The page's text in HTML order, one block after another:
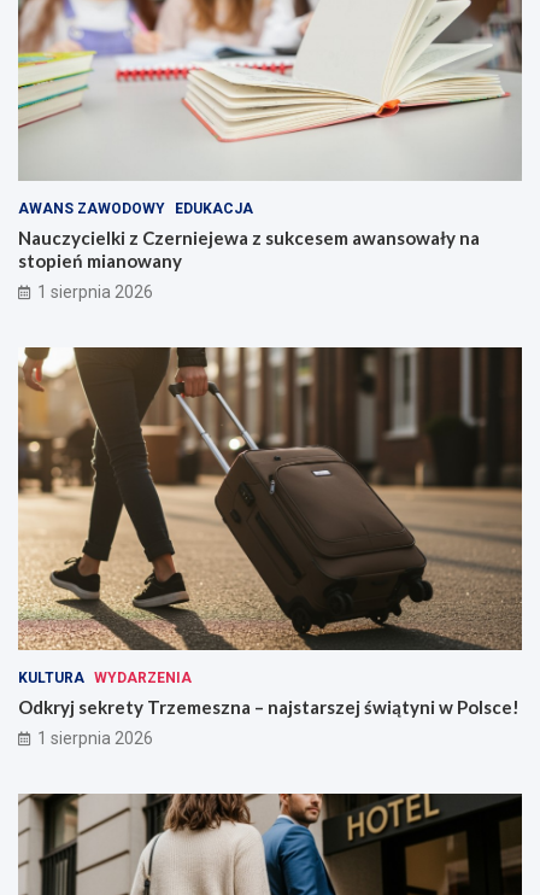
AWANS ZAWODOWY EDUKACJA
Nauczycielki z Czerniejewa z sukcesem awansowały na
stopień mianowany
1 sierpnia 2026
KULTURA WYDARZENIA
Odkryj sekrety Trzemeszna – najstarszej świątyni w Polsce!
1 sierpnia 2026